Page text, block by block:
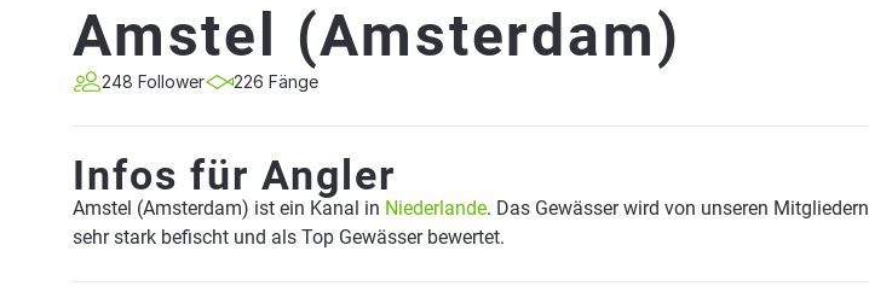
Amstel (Amsterdam)
248 Follower 226 Fänge
Infos für Angler
Amstel (Amsterdam) ist ein Kanal in Niederlande. Das Gewässer wird von unseren Mitgliedern
sehr stark befischt und als Top Gewässer bewertet.